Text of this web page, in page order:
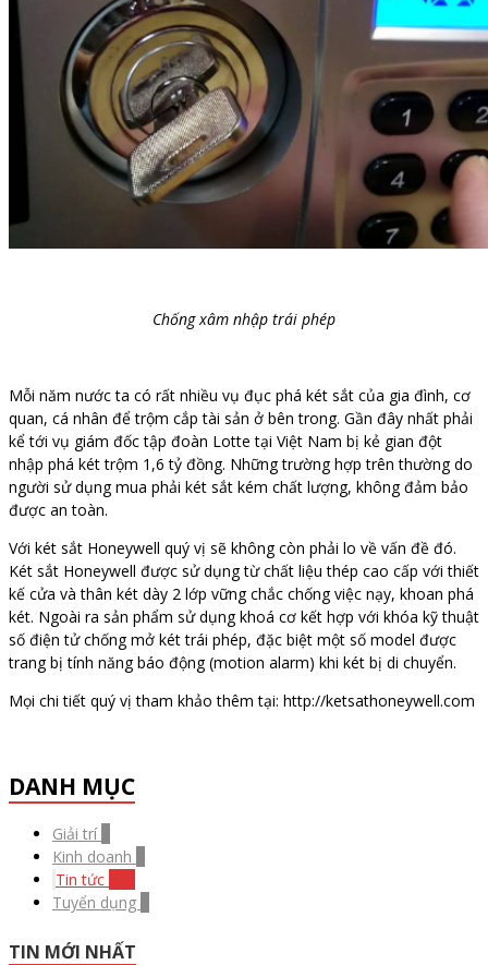
Chống xâm nhập trái phép
Mỗi năm nước ta có rất nhiều vụ đục phá két sắt của gia đình, cơ
quan, cá nhân để trộm cắp tài sản ở bên trong. Gần đây nhất phải
kể tới vụ giám đốc tập đoàn Lotte tại Việt Nam bị kẻ gian đột
nhập phá két trộm 1,6 tỷ đồng. Những trường hợp trên thường do
người sử dụng mua phải két sắt kém chất lượng, không đảm bảo
được an toàn.
Với két sắt Honeywell quý vị sẽ không còn phải lo về vấn đề đó.
Két sắt Honeywell được sử dụng từ chất liệu thép cao cấp với thiết
kế cửa và thân két dày 2 lớp vững chắc chống việc nạy, khoan phá
két. Ngoài ra sản phẩm sử dụng khoá cơ kết hợp với khóa kỹ thuật
số điện tử chống mở két trái phép, đặc biệt một số model được
trang bị tính năng báo động (motion alarm) khi két bị di chuyển.
Mọi chi tiết quý vị tham khảo thêm tại: http://ketsathoneywell.com
DANH MỤC
Giải trí
Kinh doanh
Tin tức
Tuyển dụng
TIN MỚI NHẤT